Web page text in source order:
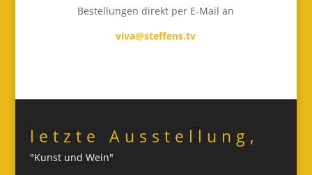
Bestellungen direkt per E-Mail an
viva@steffens.tv
letzte Ausstellung,
"Kunst und Wein"